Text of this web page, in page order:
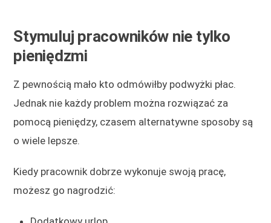
Stymuluj pracowników nie tylko
pieniędzmi
Z pewnością mało kto odmówiłby podwyżki płac.
Jednak nie każdy problem można rozwiązać za
pomocą pieniędzy, czasem alternatywne sposoby są
o wiele lepsze.
Kiedy pracownik dobrze wykonuje swoją pracę,
możesz go nagrodzić: